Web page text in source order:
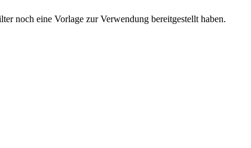
noch eine Vorlage zur Verwendung bereitgestellt haben.